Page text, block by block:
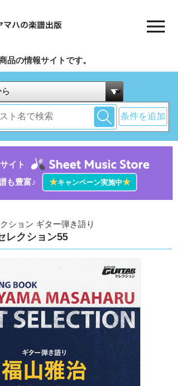
品の情報サイトです。
条件を追加
イト
も豊富♪
★キャンペーン実施中★
ション ギター弾き語り
レクション55